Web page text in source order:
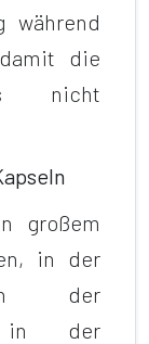
während
die
nicht
großem
in der
der
in der